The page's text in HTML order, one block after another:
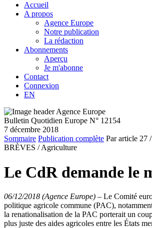
Accueil
A propos
Agence Europe
Notre publication
La rédaction
Abonnements
Aperçu
Je m'abonne
Contact
Connexion
EN
Bulletin Quotidien Europe N° 12154
7 décembre 2018
Sommaire Publication complète Par article 27
BRÈVES / Agriculture
Le CdR demande le
06/12/2018 (Agence Europe) – Le Comité
politique agricole commune (PAC),
la renationalisation de la PAC porterait un
plus juste des aides agricoles entre les États